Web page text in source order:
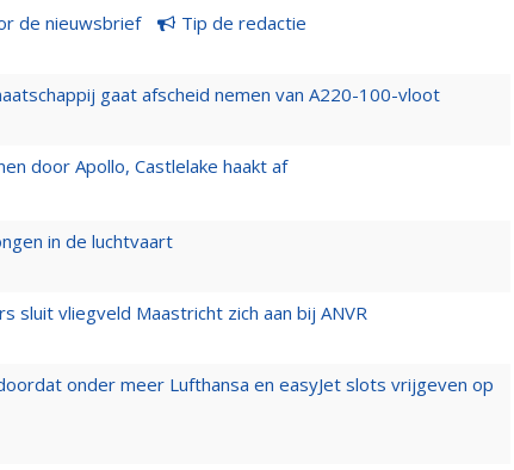
de nieuwsbrief Tip de redactie
gaat afscheid nemen van A220-100-vloot
door Apollo, Castlelake haakt af
in de luchtvaart
sluit vliegveld Maastricht zich aan bij ANVR
onder meer Lufthansa en easyJet slots vrijgeven op